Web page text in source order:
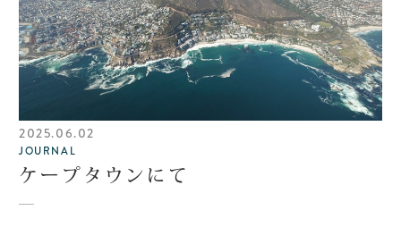
2025.06.02
JOURNAL
ケープタウンにて